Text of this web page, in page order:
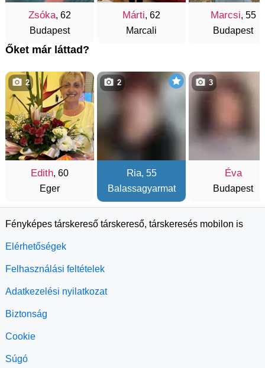
Zsóka, 62
Budapest
Márti, 62
Marcali
Marcsi, 55
Budapest
Őket már láttad?
Edith, 60
Eger
2
Ria, 55
Balassagyarmat
2
Éva
Budapest
3
Fényképes társkereső társkereső, társkeresés mobilon is
Elérhetőségek
Felhasználási feltételek
Adatkezelési nyilatkozat
Biztonság
Cookie
Súgó